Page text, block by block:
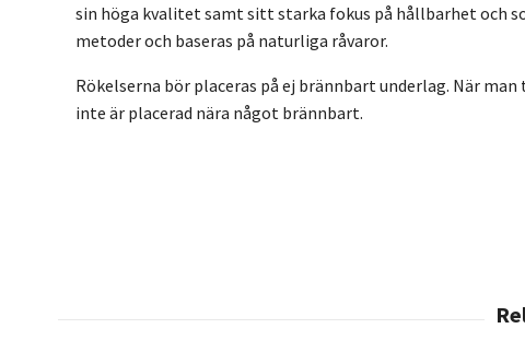
sin höga kvalitet samt sitt starka fokus på hållbarhet och
metoder och baseras på naturliga råvaror.
Rökelserna bör placeras på ej brännbart underlag. När
inte är placerad nära något brännbart.